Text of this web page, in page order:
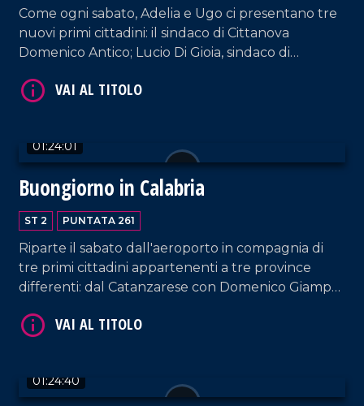
Come ogni sabato, Adelia e Ugo ci presentano tre
nuovi primi cittadini: il sindaco di Cittanova
Domenico Antico; Lucio Di Gioia, sindaco di
del Bianco.
01:24:01
Buongiorno in Calabria
ST 2 PUNTATA 261
Riparte il sabato dall'aeroporto in compagnia di
tre primi cittadini appartenenti a tre province
differenti: dal Catanzarese con Domenico Giampà
Condello (sindaco di San Nicola Da Crissa, nel
a cura di Adelia Iacino e Ugo Floro.
01:24:40
VAI AL TITOLO
VAI AL TITOLO